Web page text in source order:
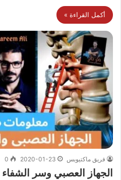
أكمل القراءة »
فريق ماكتيوبس 2020-01-23
0
الجهاز العصبي وسر